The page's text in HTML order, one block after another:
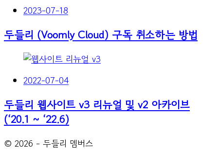
2023-07-18
두들리 (Voomly Cloud) 구독 취소하는 방법
2022-07-04
두들리 웹사이트 v3 리뉴얼 및 v2 아카이브
(‘20.1 ~ ‘22.6)
© 2026 - 두들리 멤버스